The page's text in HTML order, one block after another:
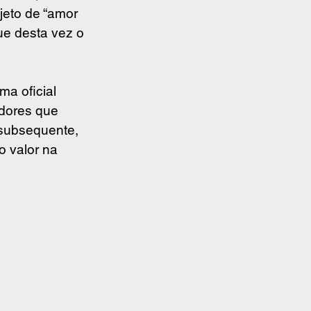
de “amor
desta vez o
oficial
que
valor na